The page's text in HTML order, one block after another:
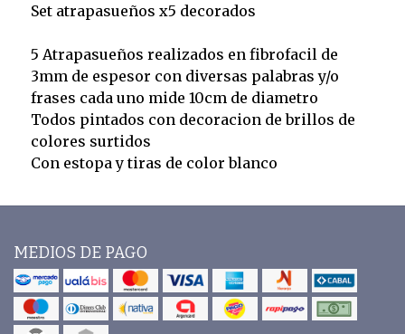
Set atrapasueños x5 decorados
5 Atrapasueños realizados en fibrofacil de
3mm de espesor con diversas palabras y/o
frases cada uno mide 10cm de diametro
Todos pintados con decoracion de brillos de
colores surtidos
Con estopa y tiras de color blanco
MEDIOS DE PAGO